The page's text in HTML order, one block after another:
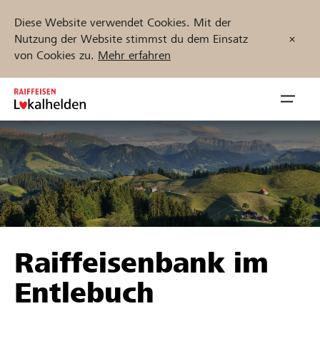
Diese Website verwendet Cookies. Mit der
Nutzung der Website stimmst du dem Einsatz
von Cookies zu. Mehr erfahren
Zum
Inhalt
springen
öffnen
Unterstützen
Hilfe & Support
Projekte und Organisationen finden
Jetzt starten
Raiffeisenbank im
Entlebuch